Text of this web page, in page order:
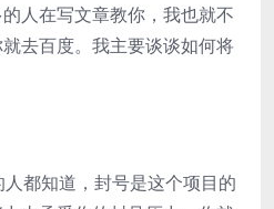
人在写文章教你，我也就不
去百度。我主要谈谈如何将
都知道，封号是这个项目的